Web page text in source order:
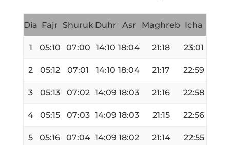
Día Fajr Shuruk Duhr Asr Maghreb Icha
1 05:10 07:00 14:10 18:04 21:18 23:01
2 05:12 07:01 14:10 18:04 21:17 22:59
3 05:13 07:02 14:09 18:03 21:16 22:58
4 05:15 07:03 14:09 18:03 21:15 22:56
5 05:16 07:04 14:09 18:02 21:14 22:55